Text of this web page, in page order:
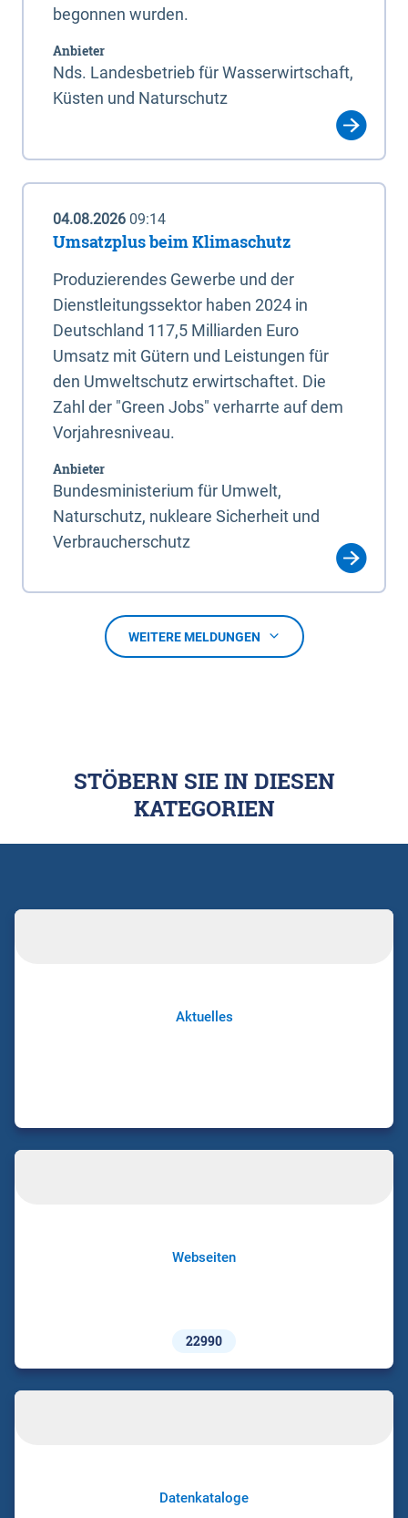
begonnen wurden.
Anbieter
Nds. Landesbetrieb für Wasserwirtschaft,
Küsten und Naturschutz
04.08.2026 09:14
Umsatzplus beim Klimaschutz
Produzierendes Gewerbe und der
Dienstleitungssektor haben 2024 in
Deutschland 117,5 Milliarden Euro
Umsatz mit Gütern und Leistungen für
den Umweltschutz erwirtschaftet. Die
Zahl der "Green Jobs" verharrte auf dem
Vorjahresniveau.
Anbieter
Bundesministerium für Umwelt,
Naturschutz, nukleare Sicherheit und
Verbraucherschutz
WEITERE MELDUNGEN
STÖBERN SIE IN DIESEN
KATEGORIEN
Aktuelles
Webseiten
22990
Datenkataloge